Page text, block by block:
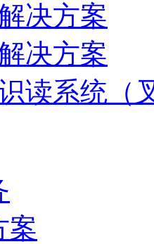
决方案
决方案
读系统（
案